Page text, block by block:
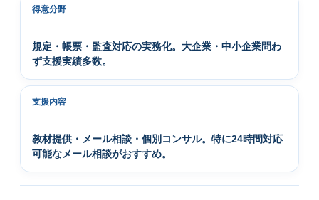
得意分野
規定・帳票・監査対応の実務化。大企業・中小企業問わ
ず支援実績多数。
支援内容
教材提供・メール相談・個別コンサル。特に24時間対応
可能なメール相談がおすすめ。